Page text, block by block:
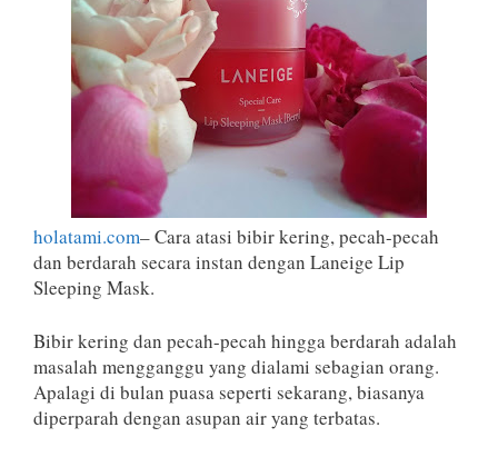
holatami.com– Cara atasi bibir kering, pecah-pecah
dan berdarah secara instan dengan Laneige Lip
Sleeping Mask.
Bibir kering dan pecah-pecah hingga berdarah adalah
masalah mengganggu yang dialami sebagian orang.
Apalagi di bulan puasa seperti sekarang, biasanya
diperparah dengan asupan air yang terbatas.